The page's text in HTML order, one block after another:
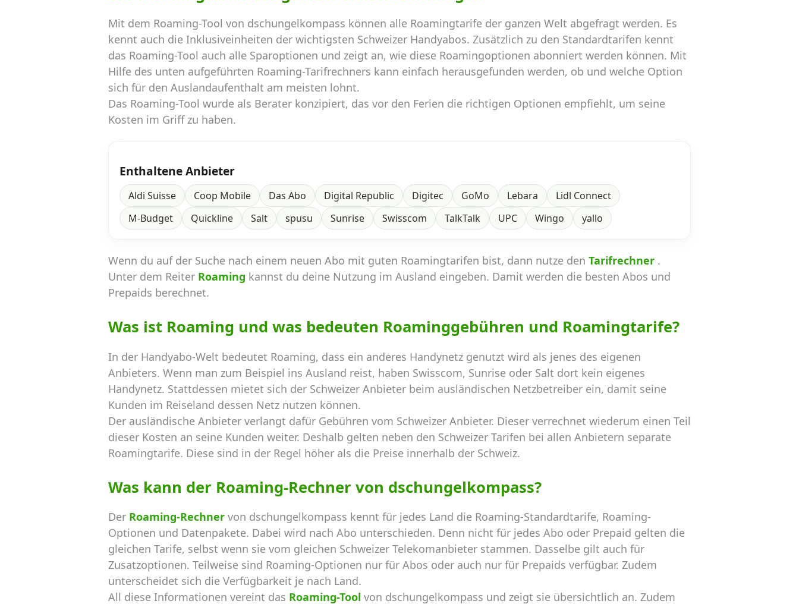
Mit dem Roaming-Tool von dschungelkompass können alle Roamingtarife der ganzen Welt abgefragt werden. Es
kennt auch die Inklusiveinheiten der wichtigsten Schweizer Handyabos. Zusätzlich zu den Standardtarifen kennt
das Roaming-Tool auch alle Sparoptionen und zeigt an, wie diese Roamingoptionen abonniert werden können. Mit
Hilfe des unten aufgeführten Roaming-Tarifrechners kann einfach herausgefunden werden, ob und welche Option
sich für den Auslandaufenthalt am meisten lohnt.
Das Roaming-Tool wurde als Berater konzipiert, das vor den Ferien die richtigen Optionen empfiehlt, um seine
Kosten im Griff zu haben.
Enthaltene Anbieter
Aldi Suisse Coop Mobile Das Abo Digital Republic Digitec GoMo Lebara
Lidl Connect
M-Budget
Quickline Salt spusu Sunrise Swisscom TalkTalk UPC Wingo yallo
Wenn du auf der Suche nach einem neuen Abo mit guten Roamingtarifen bist, dann nutze den Tarifrechner .
Unter dem Reiter Roaming kannst du deine Nutzung im Ausland eingeben. Damit werden die besten Abos und
Prepaids berechnet.
Was ist Roaming und was bedeuten Roaminggebühren und Roamingtarife?
In der Handyabo-Welt bedeutet Roaming, dass ein anderes Handynetz genutzt wird als jenes des eigenen
Anbieters. Wenn man zum Beispiel ins Ausland reist, haben Swisscom, Sunrise oder Salt dort kein eigenes
Handynetz. Stattdessen mietet sich der Schweizer Anbieter beim ausländischen Netzbetreiber ein, damit seine
Kunden im Reiseland dessen Netz nutzen können.
Der ausländische Anbieter verlangt dafür Gebühren vom Schweizer Anbieter. Dieser verrechnet wiederum einen Teil
dieser Kosten an seine Kunden weiter. Deshalb gelten neben den Schweizer Tarifen bei allen Anbietern separate
Roamingtarife. Diese sind in der Regel höher als die Preise innerhalb der Schweiz.
Was kann der Roaming-Rechner von dschungelkompass?
Der Roaming-Rechner von dschungelkompass kennt für jedes Land die Roaming-Standardtarife, Roaming-
Optionen und Datenpakete. Dabei wird nach Abo unterschieden. Denn nicht für jedes Abo oder Prepaid gelten die
gleichen Tarife, selbst wenn sie vom gleichen Schweizer Telekomanbieter stammen. Dasselbe gilt auch für
Zusatzoptionen. Teilweise sind Roaming-Optionen nur für Abos oder auch nur für Prepaids verfügbar. Zudem
unterscheidet sich die Verfügbarkeit je nach Land.
All diese Informationen vereint das Roaming-Tool von dschungelkompass und zeigt sie übersichtlich an. Zudem